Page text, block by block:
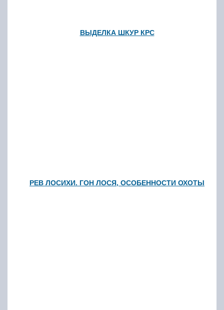
ВЫДЕЛКА ШКУР КРС
РЕВ ЛОСИХИ. ГОН ЛОСЯ, ОСОБЕННОСТИ ОХОТЫ